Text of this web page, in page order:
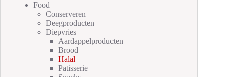
Food
Conserveren
Deegproducten
Diepvries
Aardappelproducten
Brood
Halal
Patisserie